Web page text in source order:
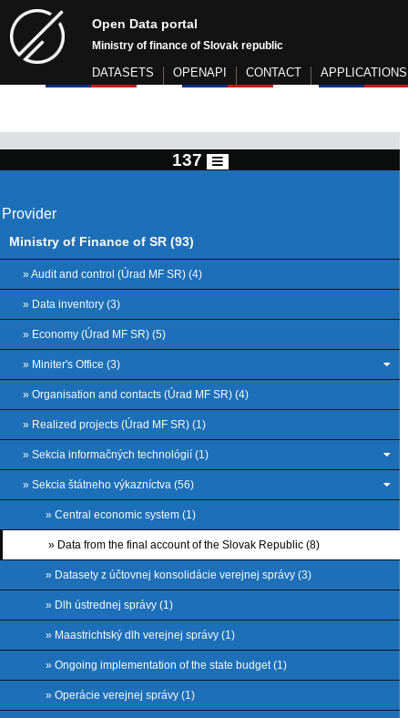
Open Data portal
Ministry of finance of Slovak republic
DATASETS OPENAPI CONTACT APPLICATIONS
137
Provider
Ministry of Finance of SR (93)
» Audit and control (Úrad MF SR) (4)
» Data inventory (3)
» Economy (Úrad MF SR) (5)
» Miniter's Office (3)
» Organisation and contacts (Úrad MF SR) (4)
» Realized projects (Úrad MF SR) (1)
» Sekcia informačných technológií (1)
» Sekcia štátneho výkazníctva (56)
» Central economic system (1)
» Data from the final account of the Slovak Republic (8)
» Datasety z účtovnej konsolidácie verejnej správy (3)
» Dlh ústrednej správy (1)
» Maastrichtský dlh verejnej správy (1)
» Ongoing implementation of the state budget (1)
» Operácie verejnej správy (1)